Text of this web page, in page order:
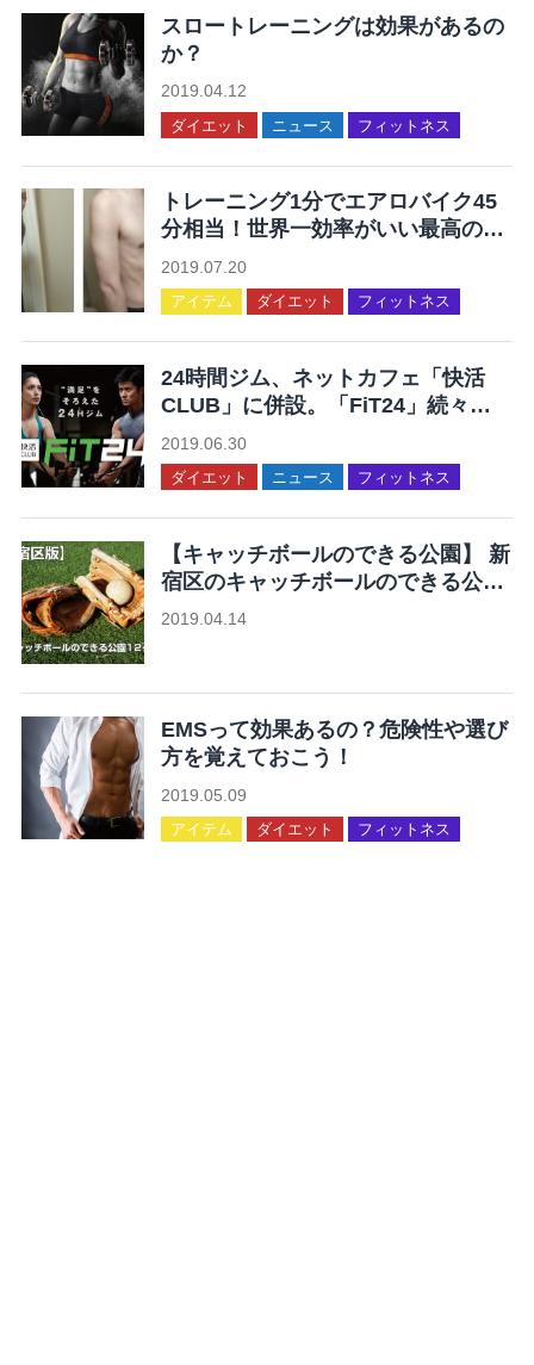
スロートレーニングは効果があるの
か？
2019.04.12
ダイエット ニュース フィットネス
トレーニング1分でエアロバイク45
分相当！世界一効率がいい最高の運
動を集めてみた
2019.07.20
アイテム ダイエット フィットネス
24時間ジム、ネットカフェ「快活
CLUB」に併設。「FiT24」続々オ
ープン。
2019.06.30
ダイエット ニュース フィットネス
【キャッチボールのできる公園】 新
宿区のキャッチボールのできる公園
12ヶ所まとめ
2019.04.14
EMSって効果あるの？危険性や選び
方を覚えておこう！
2019.05.09
アイテム ダイエット フィットネス